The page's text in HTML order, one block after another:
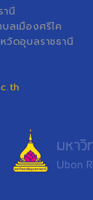
นี
ลเมืองศรีไค
วัดอุบลราชธานี